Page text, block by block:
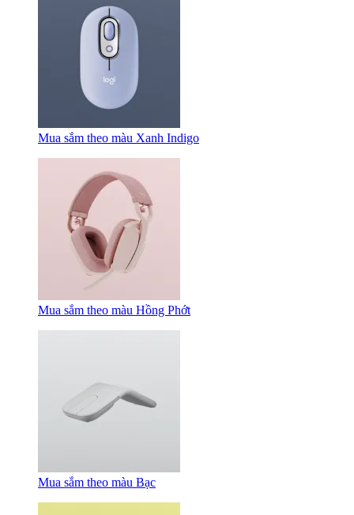
Mua sắm theo màu Xanh Indigo
Mua sắm theo màu Hồng Phớt
Mua sắm theo màu Bạc